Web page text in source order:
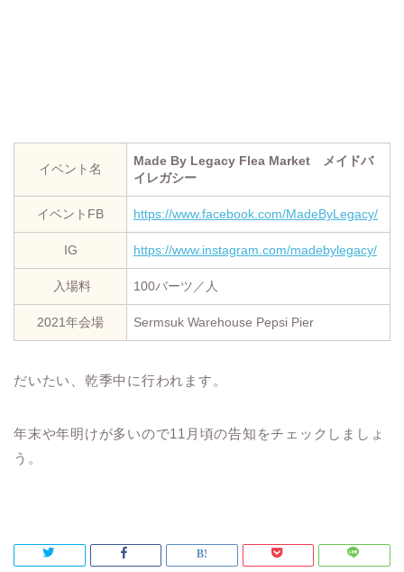
イベント名
Made By Legacy Flea Market メイドバ
イレガシー
イベントFB https://www.facebook.com/MadeByLegacy/
IG https://www.instagram.com/madebylegacy/
入場料 100バーツ／人
2021年会場 Sermsuk Warehouse Pepsi Pier
だいたい、乾季中に行われます。
年末や年明けが多いので11月頃の告知をチェックしましょ
う。